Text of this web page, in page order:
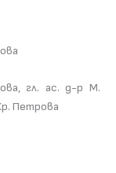
гл. ас. д-р М.
Петрова